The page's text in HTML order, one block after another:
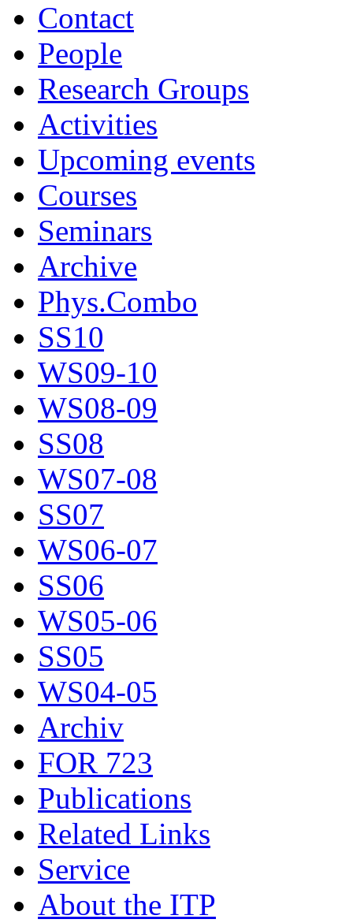
Contact
People
Research Groups
Activities
Upcoming events
Courses
Seminars
Archive
Phys.Combo
SS10
WS09-10
WS08-09
SS08
WS07-08
SS07
WS06-07
SS06
WS05-06
SS05
WS04-05
Archiv
FOR 723
Publications
Related Links
Service
About the ITP